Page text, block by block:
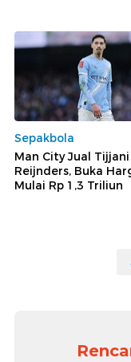
Sepakbola
Man City Jual Tijjani
Reijnders, Buka
Mulai Rp 1,3 Triliun